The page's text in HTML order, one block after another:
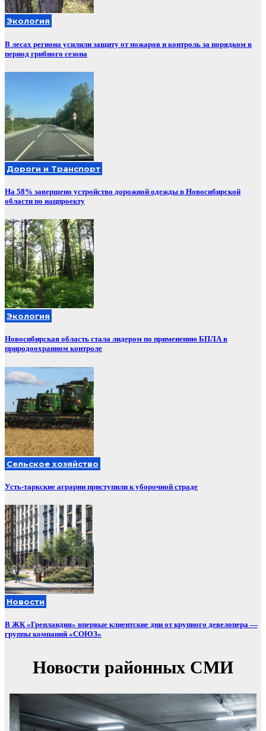
Экология
В лесах региона усилили защиту от пожаров и контроль за порядком в
период грибного сезона
Дороги и Транспорт
На 58% завершено устройство дорожной одежды в Новосибирской
области по нацпроекту
Экология
Новосибирская область стала лидером по применению БПЛА в
природоохранном контроле
Сельское хозяйство
Усть-таркские аграрии приступили к уборочной страде
Новости
В ЖК «Гренландия» впервые клиентские дни от крупного девелопера —
группы компаний «СОЮЗ»